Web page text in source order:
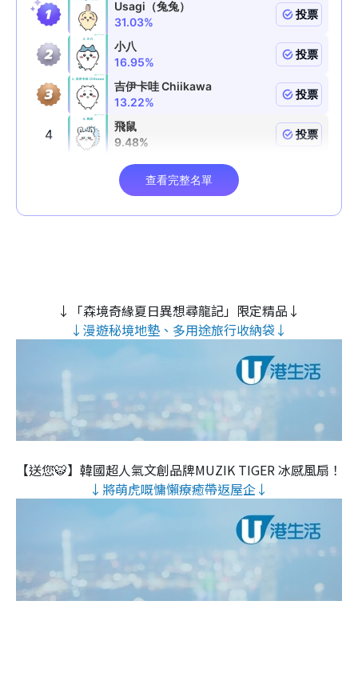
↓「森境奇緣夏日異想尋龍記」限定精品↓
↓漫遊秘境地墊、多用途旅行收納袋↓
【送您🐯】韓國超人氣文創品牌MUZIK TIGER 冰感風扇！
↓將萌虎嘅慵懶療癒帶返屋企↓